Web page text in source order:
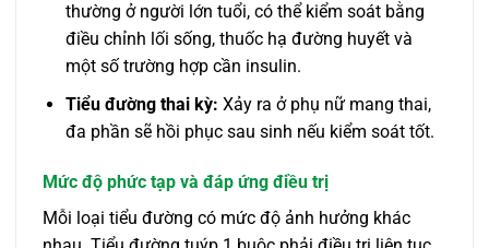
thường ở người lớn tuổi, có thể kiểm soát bằng
điều chỉnh lối sống, thuốc hạ đường huyết và
một số trường hợp cần insulin.
Tiểu đường thai kỳ: Xảy ra ở phụ nữ mang thai,
đa phần sẽ hồi phục sau sinh nếu kiểm soát tốt.
Mức độ phức tạp và đáp ứng điều trị
Mỗi loại tiểu đường có mức độ ảnh hưởng khác